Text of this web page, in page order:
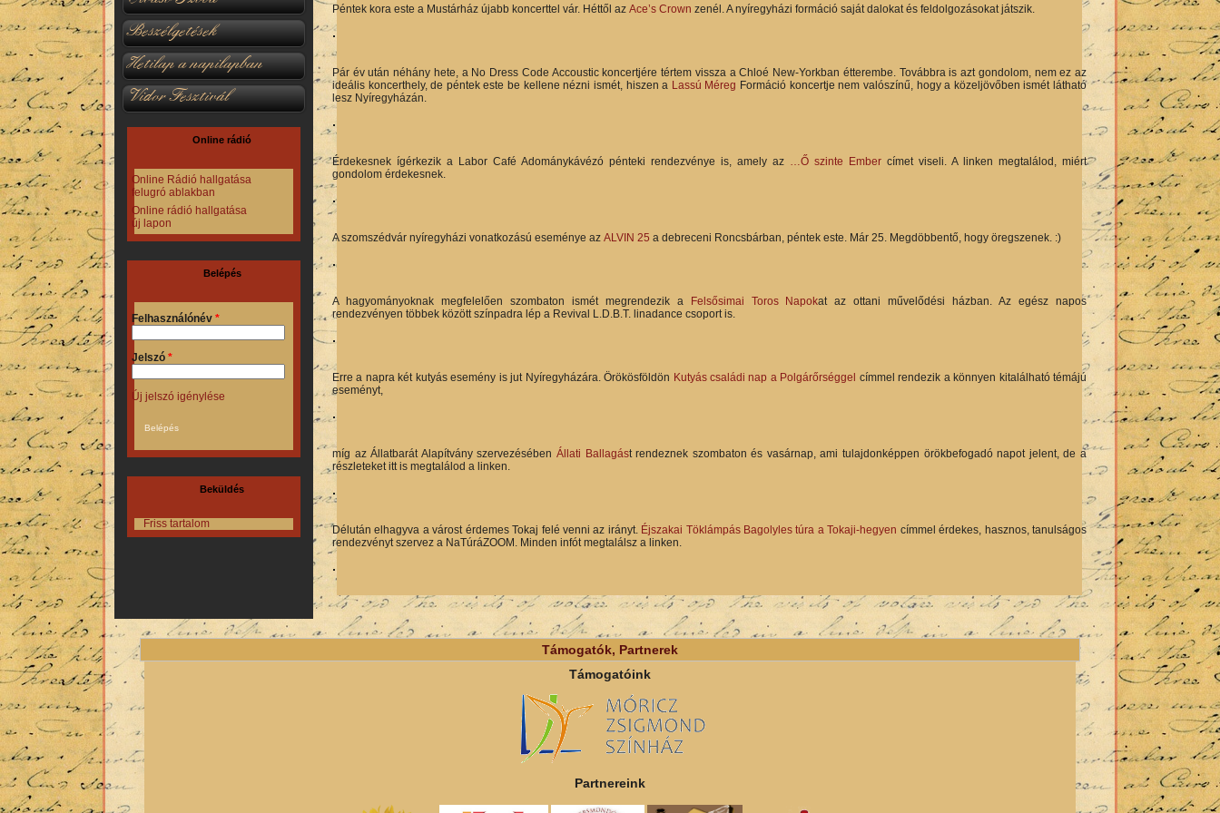
Beszélgetések
Hetilap a napilapban
Vidor Fesztivál
Online rádió
Online Rádió hallgatása
felugró ablakban
Online rádió hallgatása
új lapon
Belépés
Felhasználónév *
Jelszó *
Új jelszó igénylése
Beküldés
Friss tartalom
Péntek kora este a Mustárház újabb koncerttel vár. Héttől az Ace’s Crown zenél. A nyíregyházi formáció saját dalokat és feldolgozásokat játszik.
Pár év után néhány hete, a No Dress Code Accoustic koncertjére tértem vissza a Chloé New-Yorkban étterembe. Továbbra is azt gondolom, nem ez az
ideális koncerthely, de péntek este be kellene nézni ismét, hiszen a Lassú Méreg Formáció koncertje nem valószínű, hogy a közeljövőben ismét látható
lesz Nyíregyházán.
Érdekesnek ígérkezik a Labor Café Adománykávézó pénteki rendezvénye is, amely az …Ő szinte Ember címet viseli. A linken megtalálod, miért
gondolom érdekesnek.
A szomszédvár nyíregyházi vonatkozású eseménye az ALVIN 25 a debreceni Roncsbárban, péntek este. Már 25. Megdöbbentő, hogy öregszenek. :)
A hagyományoknak megfelelően szombaton ismét megrendezik a Felsősimai Toros Napokat az ottani művelődési házban. Az egész napos
rendezvényen többek között színpadra lép a Revival L.D.B.T. linadance csoport is.
Erre a napra két kutyás esemény is jut Nyíregyházára. Örökösföldön Kutyás családi nap a Polgárőrséggel címmel rendezik a könnyen kitalálható témájú
eseményt,
míg az Állatbarát Alapítvány szervezésében Állati Ballagást rendeznek szombaton és vasárnap, ami tulajdonképpen örökbefogadó napot jelent, de a
részleteket itt is megtalálod a linken.
Délután elhagyva a várost érdemes Tokaj felé venni az irányt. Éjszakai Töklámpás Bagolyles túra a Tokaji-hegyen címmel érdekes, hasznos, tanulságos
rendezvényt szervez a NaTúráZOOM. Minden infót megtalálsz a linken.
Támogatók, Partnerek
Támogatóink
Partnereink